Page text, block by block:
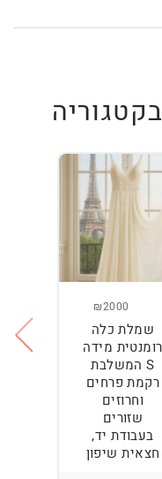
₪2000
שמלת כלה
רומנטית מידה
S המשלבת
רקמת פרחים
וחרוזים
שזורים
בעבודת יד,
חצאית שיפון